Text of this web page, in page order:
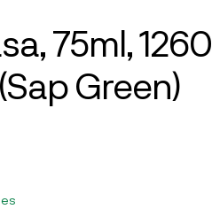
75ml, 1260
Green)